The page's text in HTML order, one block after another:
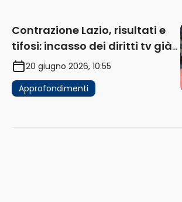
Contrazione Lazio, risultati e
tifosi: incasso dei diritti tv già
in flessione
20 giugno 2026, 10:55
Approfondimenti